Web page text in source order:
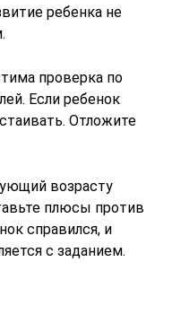
ребенка не
проверка по
Если ребенок
Отложите
возрасту
плюсы против
справился, и
с заданием.